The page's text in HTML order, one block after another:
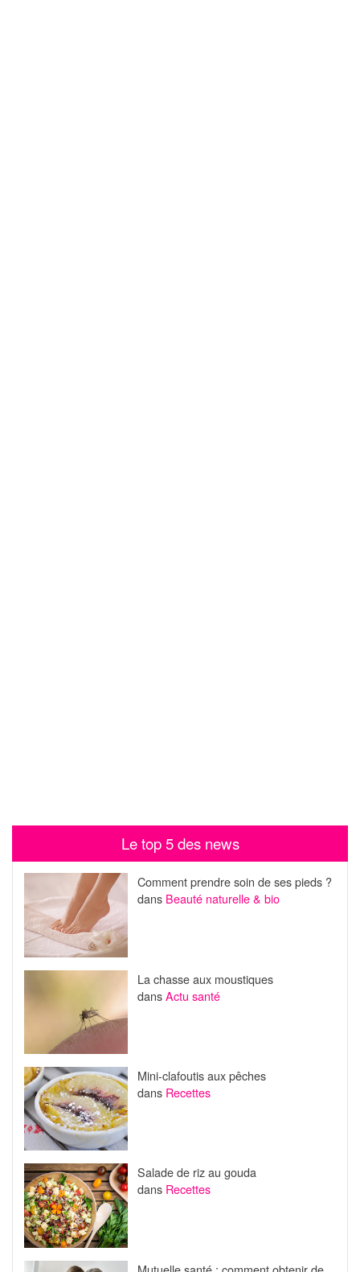
Le top 5 des news
Comment prendre soin de ses pieds ?
dans Beauté naturelle & bio
La chasse aux moustiques
dansActu santé
Mini-clafoutis aux pêches
dans Recettes
Salade de riz au gouda
dans Recettes